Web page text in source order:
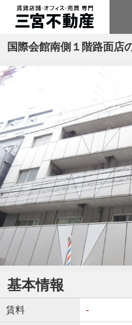
国際会館南側１階路面店
基本情報
賃料 -